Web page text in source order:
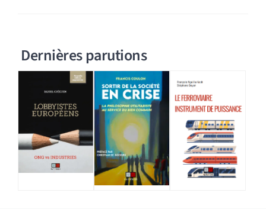
Dernières parutions